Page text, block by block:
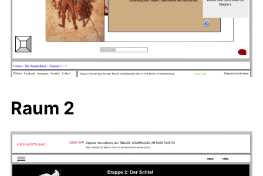
Raum 2